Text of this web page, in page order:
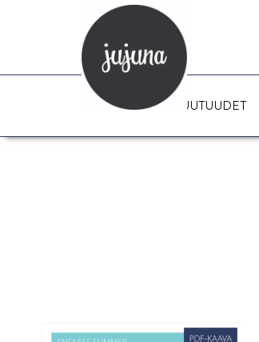
UUTUUDET